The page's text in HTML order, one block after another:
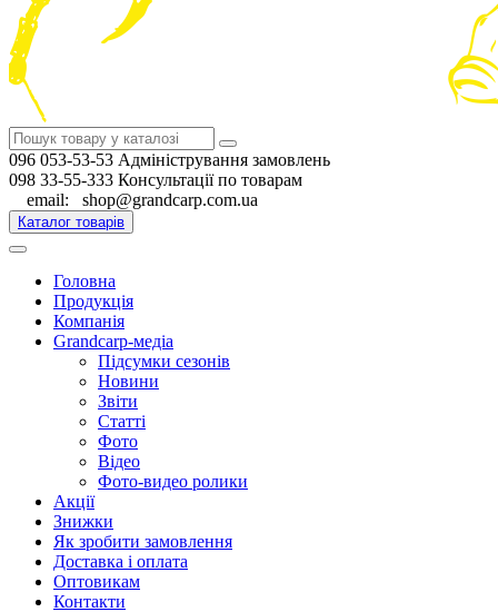
096 053-53-53 Адміністрування замовлень
098 33-55-333 Консультації по товарам
email: shop@grandcarp.com.ua
Каталог товарів
Головна
Продукція
Компанія
Grandcarp-медіа
Підсумки сезонів
Новини
Звіти
Статті
Фото
Відео
Фото-видео ролики
Акції
Знижки
Як зробити замовлення
Доставка і оплата
Оптовикам
Контакти